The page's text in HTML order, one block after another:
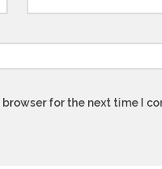
for the next time I